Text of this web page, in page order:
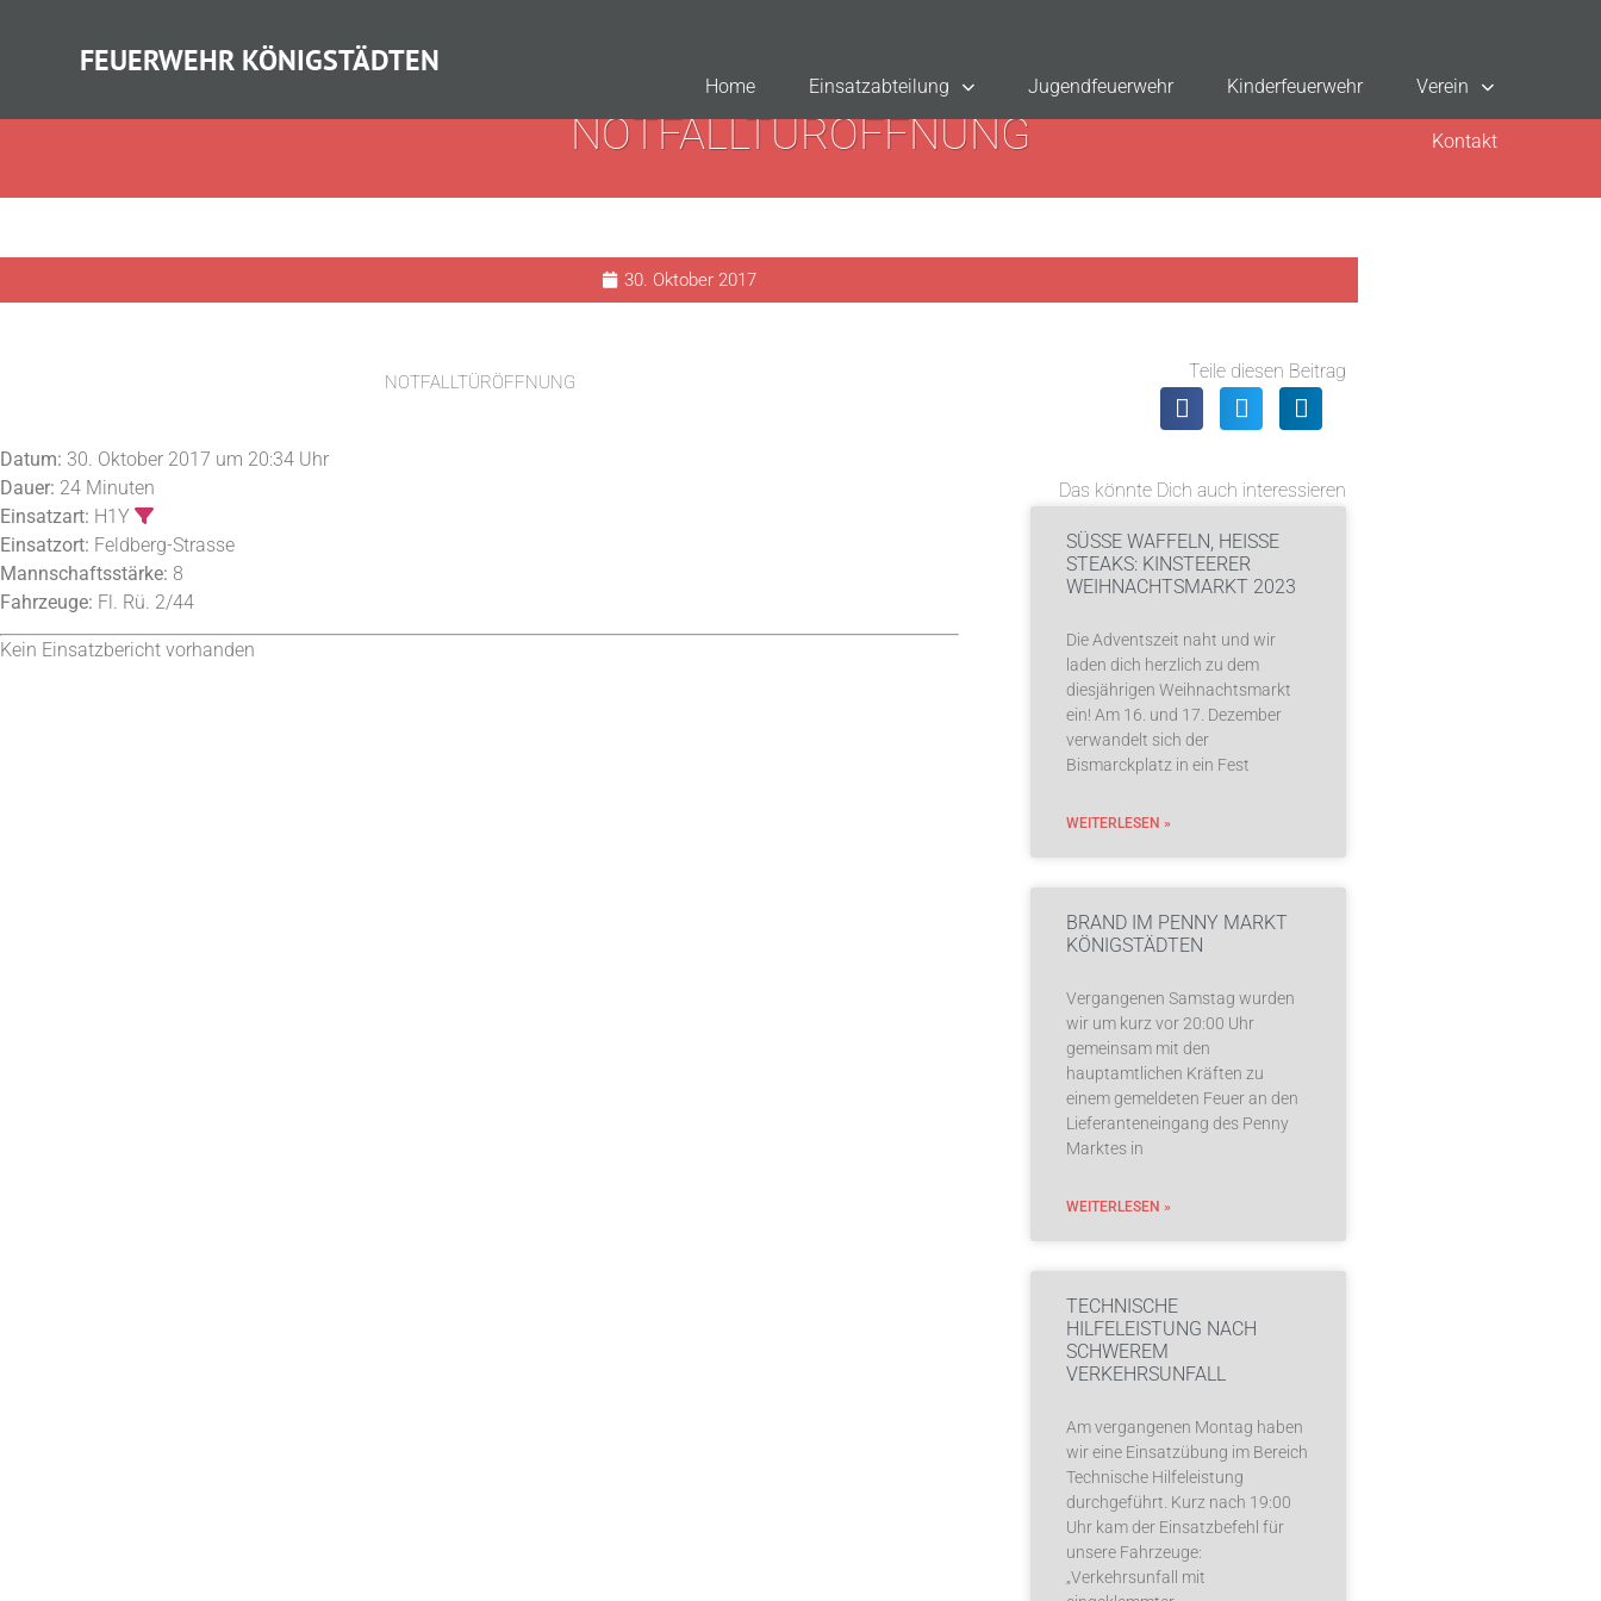
FEUERWEHR KÖNIGSTÄDTEN
Home Einsatzabteilung Jugendfeuerwehr Kinderfeuerwehr Verein
Kontakt
NOTFALLTÜRÖFFNUNG
30. Oktober 2017
NOTFALLTÜRÖFFNUNG
Datum: 30. Oktober 2017 um 20:34 Uhr
Dauer: 24 Minuten
Einsatzart: H1Y
Einsatzort: Feldberg-Strasse
Mannschaftsstärke: 8
Fahrzeuge: Fl. Rü. 2/44
Kein Einsatzbericht vorhanden
Teile diesen Beitrag
Das könnte Dich auch interessieren
SÜSSE WAFFELN, HEISSE ST
EAKS: KINSTEERER WE
IHNACHTSMARKT 2023
Die Adventszeit naht und wir
laden dich herzlich zu dem
diesjährigen Weihnachtsmarkt
ein! Am 16. und 17. Dezember
verwandelt sich der
Bismarckplatz in ein Fest
WEITERLESEN »
BRAND IM PENNY MARKT
KÖNIGSTÄDTEN
Vergangenen Samstag wurden
wir um kurz vor 20:00 Uhr
gemeinsam mit den
hauptamtlichen Kräften zu
einem gemeldeten Feuer an den
Lieferanteneingang des Penny
Marktes in
WEITERLESEN »
TECHNISCHE
HILFELEISTUNG NACH
SCHWEREM
VERKEHRSUNFALL
Am vergangenen Montag haben
wir eine Einsatzübung im Bereich
Technische Hilfeleistung
durchgeführt. Kurz nach 19:00
Uhr kam der Einsatzbefehl für
unsere Fahrzeuge:
„Verkehrsunfall mit